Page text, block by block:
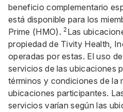
beneficio complementario
está disponible para los
Prime (HMO). 2 Las
propiedad de Tivity Health,
operadas por estas. El uso
servicios de las ubicaciones
términos y condiciones de la
ubicaciones participantes.
servicios varían según las